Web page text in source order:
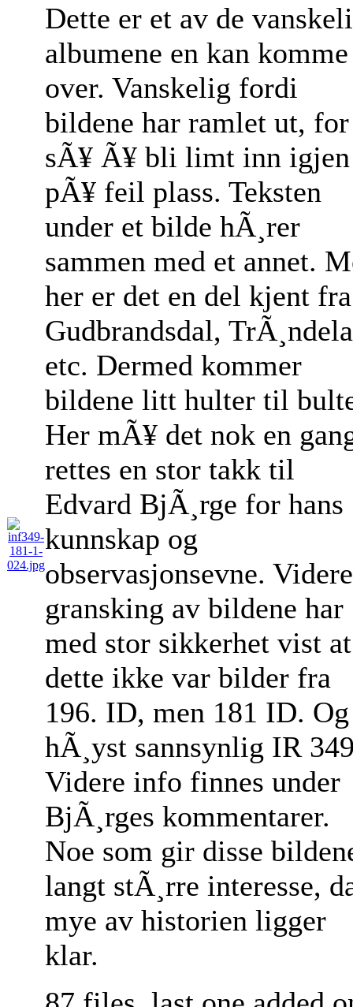
Dette er et av de
albumene en kan komme
over. Vanskelig fordi
bildene har ramlet ut, for
sÃ¥ Ã¥ bli limt inn igjen
pÃ¥ feil plass. Teksten
under et bilde hÃ¸rer
sammen med et annet.
her er det en del kjent fra
Gudbrandsdal,
etc. Dermed kommer
bildene litt hulter til
Her mÃ¥ det nok en
rettes en stor takk til
Edvard BjÃ¸rge for hans
kunnskap og
observasjonsevne. Videre
gransking av bildene har
med stor sikkerhet vist at
dette ikke var bilder fra
196. ID, men 181 ID. Og
hÃ¸yst sannsynlig IR
Videre info finnes under
BjÃ¸rges kommentarer.
Noe som gir disse
langt stÃ¸rre interesse,
mye av historien ligger
klar.